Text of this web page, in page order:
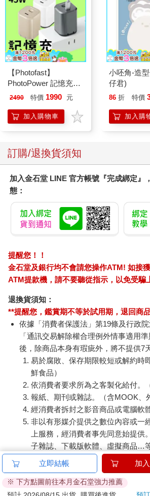
「這件事不是我也沒關係吧。」
遲疑及困惑化為疑問，脫口而出。
「我們的同路人只有你能得到武藤那邊的
是為了改變日本。」
男人重複著同一句話，具有不容置疑的說
「我明白了。」
坐在沙發上的人物再度沉思了半晌後回答
第一章 天皇下詔
大臣。不肖武藤將追隨引領我國民主政治
誠意，為國為民，為社會、為日本鞠躬盡瘁
經濟大國。先賢們在提升國民生活水準，
邁向和平、富庶的豐功偉業已無需贅言。
然而，上述的富庶開始出現破綻，我們的
現許多光靠傳統的作法已無法因應的問題
社會、隨著打工族及派遣勞工日益增加而
面對如此艱難的困境，敝人武藤將尊重我
人都能放心生活的健全社會為目標，全力
身為一個國民、一介真心熱愛這個國家的
饒的未來。請各位相信武藤的誠意，對民
的政府拭目以待。
我會貫徹始終，絕不逃避，戰鬥到最後一
絕不會辜負全國人民的託付。永遠與各位同
武藤泰山將使出渾身解數，將自己奉獻給
在所不惜。」
以民政黨為主的議員為結束就職演說的武
武藤為此露出滿意表情的同時，臉色微微
好痛。
是蛀牙。
武藤忍住牙痛，向議員席行了一禮，沉浸
成就感中，慢慢地走下講台。
「我還以為你會劈頭就解散眾議院呢，泰山
結束國會的就職演說後，前往首相官邸拜
句就是這個。「一直在等不曉得幕僚什麼
到詔書了。』害我忘了睡午覺。」
城山的語氣不無遺憾，或許是內心深處真
【Photofast】
PhotoPower 記憶充電
器 雙系統手機備份
2490 特價 1990 元
加入購物車
小呸角-造
仔君)
86 折 特價
加入購
訂購/退換貨須知
加入金石堂 LINE 官方帳號『完成綁定』
態：
提醒您！！
金石堂及銀行均不會請您操作ATM! 如接
ATM提款機，請不要聽從指示，以免受騙
退換貨須知：
**提醒您，鑑賞期不等於試用期，退回商
依據「消費者保護法」第19條及行政
「通訊交易解除權合理例外情事適用
後，除商品本身有瑕疵外，將不提供7
易於腐敗、保存期限較短或解約時
鮮食品）
依消費者要求所為之客製化給付。
報紙、期刊或雜誌。（含MOOK、
經消費者拆封之影音商品或電腦軟體
非以有形媒介提供之數位內容或一
上服務，經消費者事先同意始提供
子雜誌、下載版軟體、虛擬商品…等
已拆封之個人衛生用品。（如：內
若非上列種類商品，均享有到貨7天的
立即結帳 加
※ 下方點圖前往本月金石堂強力推薦